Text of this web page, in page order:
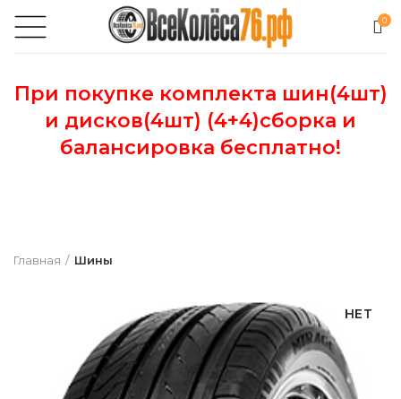
0
При покупке комплекта шин(4шт)
и дисков(4шт) (4+4)сборка и
балансировка бесплатно!
Главная Шины
НЕТ